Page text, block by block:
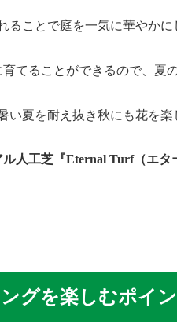
ることで庭を一気に華やか
てることができるので、夏
い夏を耐え抜き秋にも花を
人工芝『Eternal Turf（エタ
グを楽しむポイ